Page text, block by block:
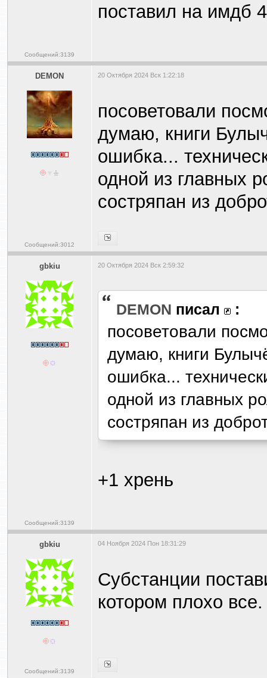
Сообщений:3139
поставил на имдб
DEMON
Сообщений:3012
20 Октября 2024 Вск 1:22:18
посоветовали
думаю, книги
ошибка...
одной из главных
состряпан из
gbkiu
Сообщений:3139
20 Октября 2024 Вск 2:59:32
DEMON писал :
посоветовали
думаю, книги
ошибка...
одной из главных
состряпан из
+1 хрень
gbkiu
Сообщений:3139
04 Ноября 2024 Пон 18:31:29
Субстанции
котором плохо